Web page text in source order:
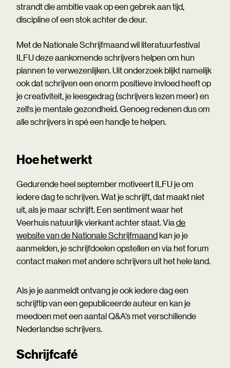
strandt die ambitie vaak op een gebrek aan tijd,
discipline of een stok achter de deur.
Met de Nationale Schrijfmaand wil literatuurfestival
ILFU deze aankomende schrijvers helpen om hun
plannen te verwezenlijken. Uit onderzoek blijkt namelijk
ook dat schrijven een enorm positieve invloed heeft op
je creativiteit, je leesgedrag (schrijvers lezen meer) en
zelfs je mentale gezondheid. Genoeg redenen dus om
alle schrijvers in spé een handje te helpen.
Hoe het werkt
Gedurende heel september motiveert ILFU je om
iedere dag te schrijven. Wat je schrijft, dat maakt niet
uit, als je maar schrijft. Een sentiment waar het
Veerhuis natuurlijk vierkant achter staat. Viade
website van de Nationale Schrijfmaandkan je je
aanmelden, je schrijfdoelen opstellen en via het forum
contact maken met andere schrijvers uit het hele land.
Als je je aanmeldt ontvang je ook iedere dag een
schrijftip van een gepubliceerde auteur en kan je
meedoen met een aantal Q&A’s met verschillende
Nederlandse schrijvers.
Schrijfcafé